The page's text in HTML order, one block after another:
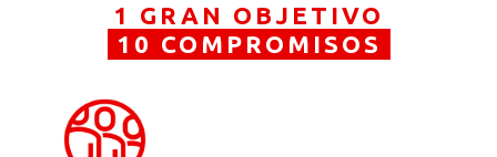
1 GRAN OBJETIVO
10 COMPROMISOS